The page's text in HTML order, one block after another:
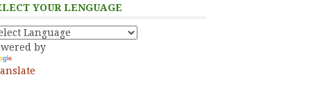
YOUR LENGUAGE
by